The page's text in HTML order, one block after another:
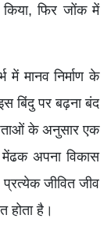
फिर जोंक में
मानव निर्माण के
बिंदु पर बढ़ना बंद
के अनुसार एक
मेंढक अपना विकास
जीवित जीव
है।